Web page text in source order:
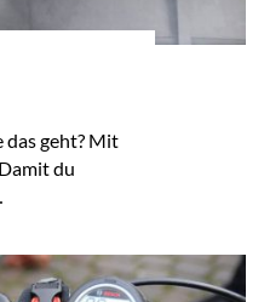
geht? Mit
du